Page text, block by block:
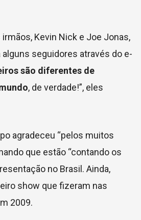
Kevin Nick e Joe Jonas,
seguidores através do e-
são diferentes de
, de verdade!”, eles
agradeceu “pelos muitos
que estão “contando os
no Brasil. Ainda,
show que fizeram nas
2009.